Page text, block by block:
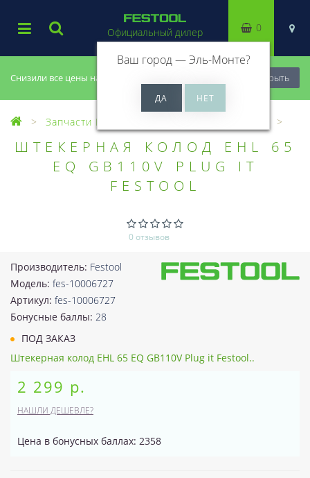
Снизили все цены на 20%, успей купить! Закрыть
Официальный дилер
Ваш город —Эль-Монте?
0
Запчасти Festool
ШТЕКЕРНАЯ КОЛОД EHL 65
EQ GB110V PLUG IT
FESTOOL
0 отзывов
Производитель: Festool
Модель: fes-10006727
Артикул: fes-10006727
Бонусные баллы: 28
ПОД ЗАКАЗ
Штекерная колод EHL 65 EQ GB110V Plug it Festool..
2 299 р.
НАШЛИ ДЕШЕВЛЕ?
Цена в бонусных баллах: 2358